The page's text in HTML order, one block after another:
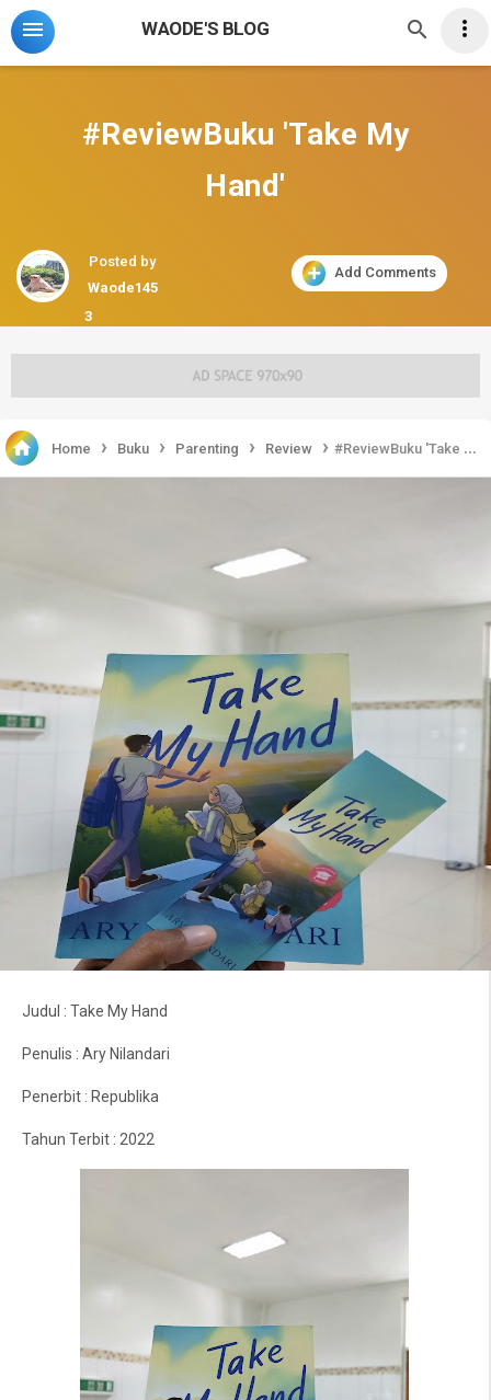
 
WAODE'S BLOG 
#ReviewBuku 'Take My
Hand'
Posted by
Waode145
3
Add Comments
 Home › Buku › Parenting › Review › #ReviewBuku 'Take My Hand'
Judul : Take My Hand
Penulis : Ary Nilandari
Penerbit : Republika
Tahun Terbit : 2022